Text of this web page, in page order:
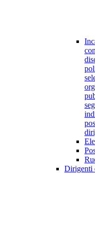
Dirigenti